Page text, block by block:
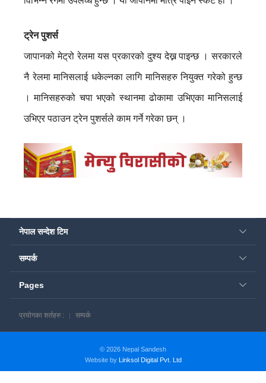
ट्रेन पुशर्स
जापानको मेट्रो रेलमा यस प्रकारको दुश्य देख्न पाइन्छ । सरकारले
नै रेलमा मानिसलाई धकेल्नका लागि मानिसहरु नियुक्त गरेको हुन्छ
। मानिसहरुको चपा भएको स्थानमा ढोकामा उभिएका मानिसलाई
उभिएर पठाउन ट्रेन पुशर्सले काम गर्ने गरेका छन् ।
नेपाल सन्देश टिम
सम्पर्क
Pages
प्रयोगका शर्तहरु : सम्पर्क
© 2026 Nepal Sandesh
Website by Linksol Digital Pvt. Ltd